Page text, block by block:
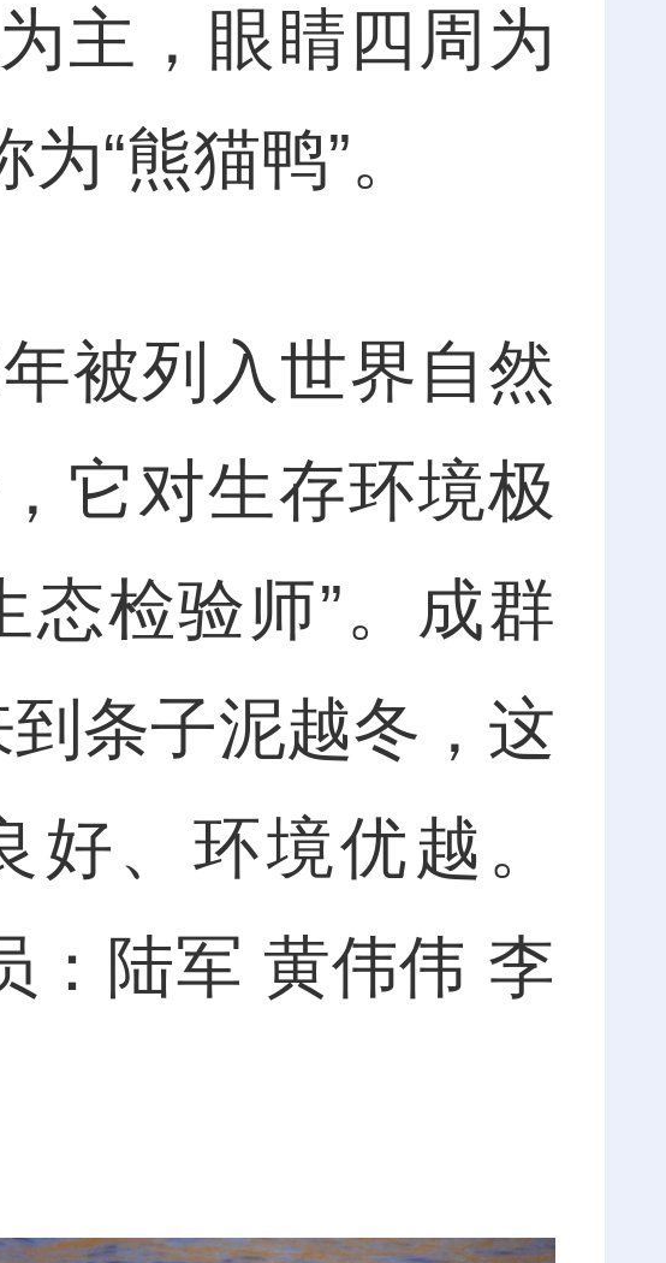
主，眼睛四周为
“熊猫鸭”。
被列入世界自然
它对生存环境极
态检验师”。成群
到条子泥越冬，这
、环境优越。
：陆军 黄伟伟 李